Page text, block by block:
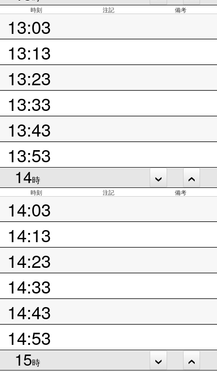
時刻 注記 備考
13:03
13:13
13:23
13:33
13:43
13:53
14時
時刻 注記 備考
14:03
14:13
14:23
14:33
14:43
14:53
15時